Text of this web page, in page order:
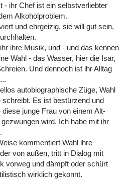
- ihr Chef ist ein selbstverliebter
Alkoholproblem.
und ehrgeizig, sie will gut sein,
ihre Musik, und - und das kennen
Wahl - das Wasser, hier die Isar,
Und dennoch ist ihr Alltag
autobiographische Züge, Wahl
Es ist bestürzend und
junge Frau von einem Alt-
wird. Ich habe mit ihr
kommentiert Wahl ihre
von außen, tritt in Dialog mit
vorweg und dämpft oder schürt
wirklich gekonnt.